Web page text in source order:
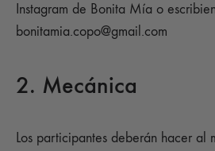
Instagram de Bonita Mía o
bonitamia.copo@gmail.com
2. Mecánica
Los participantes deberán hacer al